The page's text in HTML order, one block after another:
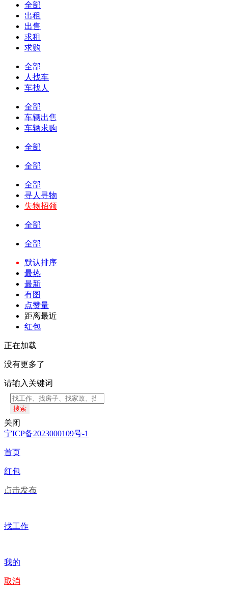
全部
出租
出售
求租
求购
全部
人找车
车找人
全部
车辆出售
车辆求购
全部
全部
全部
寻人寻物
失物招领
全部
全部
默认排序
最热
最新
有图
点赞量
距离最近
红包
正在加载
没有更多了
请输入关键词
搜索
关闭
宁ICP备2023000109号-1
首页
红包
点击发布
找工作
我的
取消